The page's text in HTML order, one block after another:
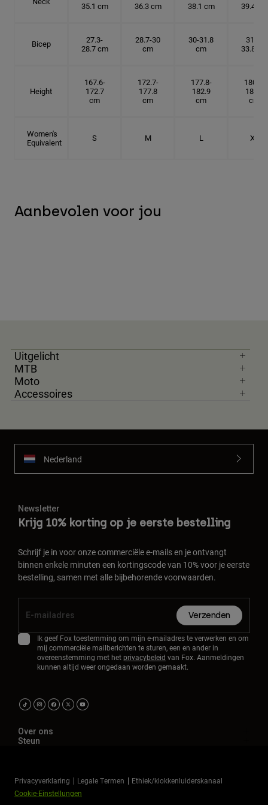
35.1 cm
36.3 cm
38.1 cm
39.4 cm
Bicep
27.3-
28.7 cm
28.7-30
cm
30-31.8
cm
31.8-
33.8 cm
Height
167.6-
172.7
cm
172.7-
177.8
cm
177.8-
182.9
cm
180.3-
185.5
cm
Women's
Equivalent
S M L XL
Aanbevolen voor jou
Uitgelicht
MTB
Moto
Accessoires
Nederland
Newsletter
Krijg 10% korting op je eerste bestelling
Schrijf je in voor onze commerciële e-mails en je ontvangt
binnen enkele minuten een kortingscode van 10% voor je eerste
bestelling, samen met alle bijbehorende voorwaarden.
Verzenden
Ik geef Fox toestemming om mijn e-mailadres te verwerken en om
mij commerciële mailberichten te sturen, een en ander in
overeenstemming met het privacybeleid van Fox. Aanmeldingen
kunnen altijd weer ongedaan worden gemaakt.
Over ons
Steun
Privacyverklaring Legale Termen
Ethiek/klokkenluiderskanaal
Cookie-Einstellungen